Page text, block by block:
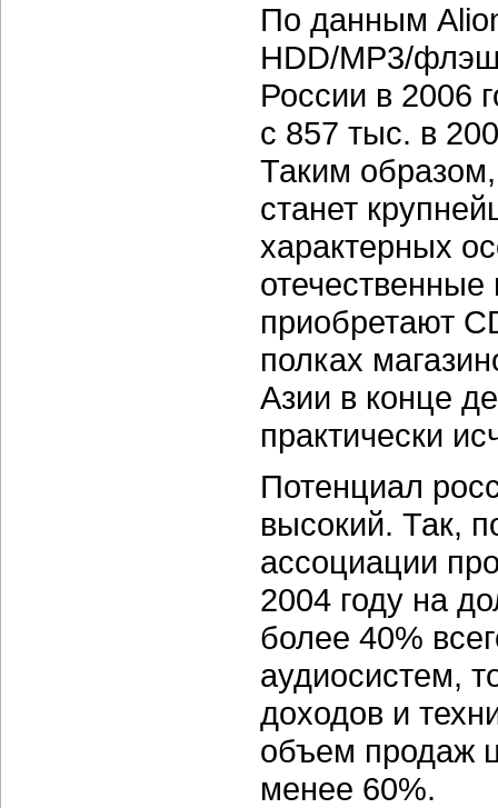
По данным
HDD/MP3/
России в 2006
с 857 тыс. в
Таким
станет
характерных
приобретают
полках
Азии в конце
практически
Потенциал
высокий. Так,
ассоциации
2004 году на
более 40%
аудиосистем,
доходов и
объем продаж
менее 60%.